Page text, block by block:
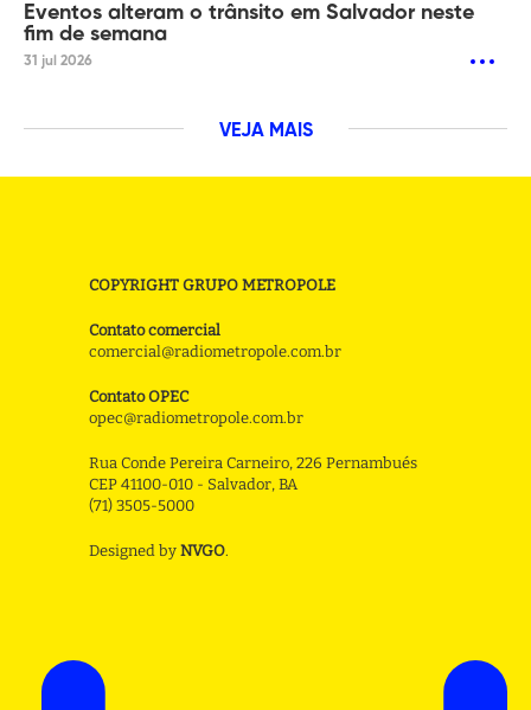
Eventos alteram o trânsito em Salvador neste
fim de semana
31 jul 2026
VEJA MAIS
COPYRIGHT GRUPO METROPOLE
Contato comercial
comercial@radiometropole.com.br
Contato OPEC
opec@radiometropole.com.br
Rua Conde Pereira Carneiro, 226 Pernambués
CEP 41100-010 - Salvador, BA
(71) 3505-5000
Designed by NVGO.